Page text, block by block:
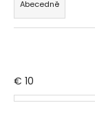
e
n
r
o
Abecedně
€ 10
a
j
?